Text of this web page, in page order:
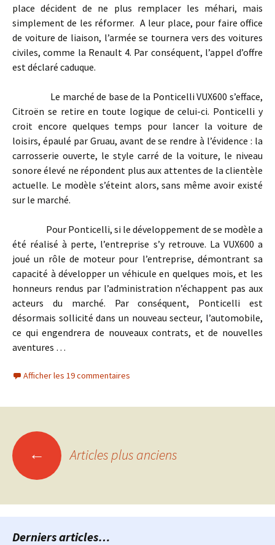
place décident de ne plus remplacer les méhari, mais
simplement de les réformer. A leur place, pour faire office
de voiture de liaison, l’armée se tournera vers des voitures
civiles, comme la Renault 4. Par conséquent, l’appel d’offre
est déclaré caduque.
Le marché de base de la Ponticelli VUX600 s’efface,
Citroën se retire en toute logique de celui-ci. Ponticelli y
croit encore quelques temps pour lancer la voiture de
loisirs, épaulé par Gruau, avant de se rendre à l’évidence : la
carrosserie ouverte, le style carré de la voiture, le niveau
sonore élevé ne répondent plus aux attentes de la clientèle
actuelle. Le modèle s’éteint alors, sans même avoir existé
sur le marché.
Pour Ponticelli, si le développement de se modèle a
été réalisé à perte, l’entreprise s’y retrouve. La VUX600 a
joué un rôle de moteur pour l’entreprise, démontrant sa
capacité à développer un véhicule en quelques mois, et les
honneurs rendus par l’administration n’échappent pas aux
acteurs du marché. Par conséquent, Ponticelli est
désormais sollicité dans un nouveau secteur, l’automobile,
ce qui engendrera de nouveaux contrats, et de nouvelles
aventures …
Afficher les 19 commentaires
Navigation
des
articles
← Articles plus anciens
Derniers articles…